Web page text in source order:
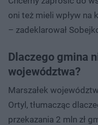
oni też mieli wpływ na
– zadeklarował
Dlaczego gmina
województwa?
Marszałek
Ortyl, tłumacząc
przekazania 2 mln zł